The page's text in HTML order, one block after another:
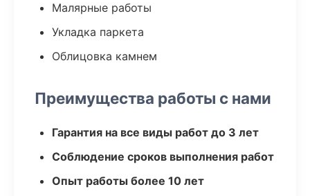
Малярные работы
Укладка паркета
Облицовка камнем
Преимущества работы с нами
Гарантия на все виды работ до 3 лет
Соблюдение сроков выполнения работ
Опыт работы более 10 лет